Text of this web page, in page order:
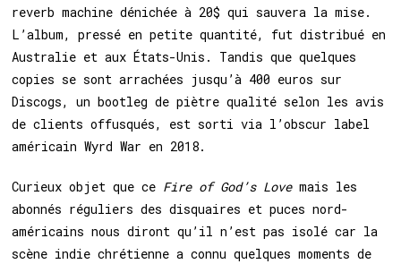
reverb machine dénichée à 20$ qui sauvera la mise.
L’album, pressé en petite quantité, fut distribué en
Australie et aux États-Unis. Tandis que quelques
copies se sont arrachées jusqu’à 400 euros sur
Discogs, un bootleg de piètre qualité selon les avis
de clients offusqués, est sorti via l’obscur label
américain Wyrd War en 2018.
Curieux objet que ce Fire of God’s Lovemais les
abonnés réguliers des disquaires et puces nord-
américains nous diront qu’il n’est pas isolé car la
scène indie chrétienne a connu quelques moments de